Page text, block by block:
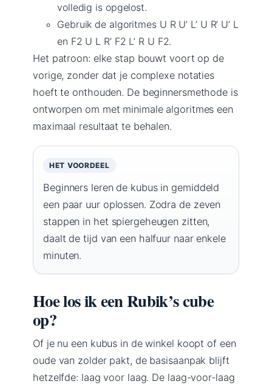
volledig is opgelost.
Gebruik de algoritmes U R U’ L’ U R’ U’ L
en F2 U L R’ F2 L’ R U F2.
Het patroon: elke stap bouwt voort op de
vorige, zonder dat je complexe notaties
hoeft te onthouden. De beginnersmethode is
ontworpen om met minimale algoritmes een
maximaal resultaat te behalen.
HET VOORDEEL
Beginners leren de kubus in gemiddeld
een paar uur oplossen. Zodra de zeven
stappen in het spiergeheugen zitten,
daalt de tijd van een halfuur naar enkele
minuten.
Hoe los ik een Rubik’s cube
op?
Of je nu een kubus in de winkel koopt of een
oude van zolder pakt, de basisaanpak blijft
hetzelfde: laag voor laag. De laag-voor-laag